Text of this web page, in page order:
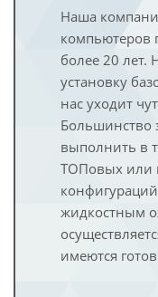
Наша
компьютеров
более 20 лет.
установку
нас уходит
Большинство
выполнить в
ТОПовых или
жидкостным
имеются